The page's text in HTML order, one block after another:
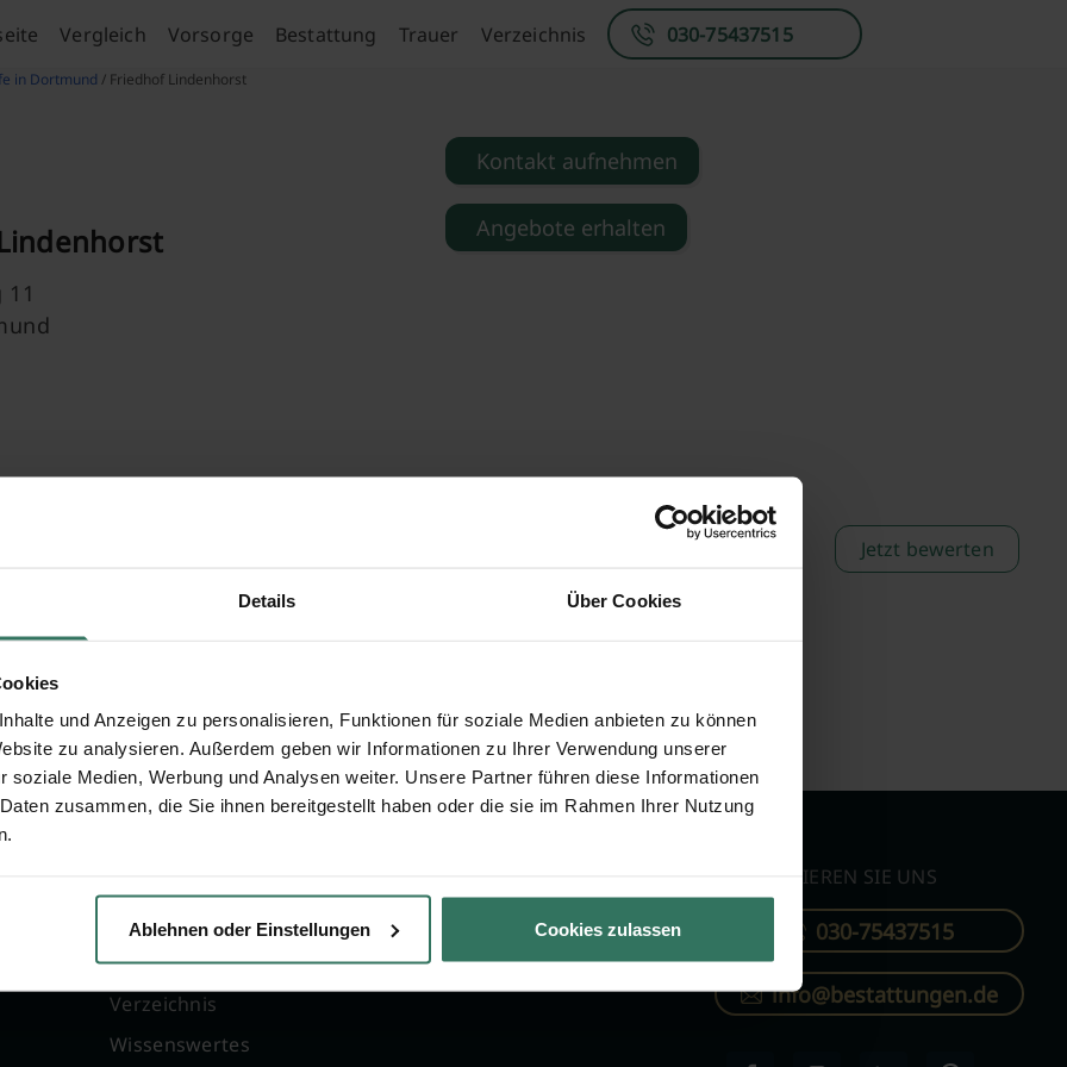
Details Über Cookies
und Anzeigen zu personalisieren, Funktionen für soziale Medien anbieten zu können
zu analysieren. Außerdem geben wir Informationen zu Ihrer Verwendung unserer
soziale Medien, Werbung und Analysen weiter. Unsere Partner führen diese Informationen
zusammen, die Sie ihnen bereitgestellt haben oder die sie im Rahmen Ihrer Nutzung
Ablehnen oder Einstellungen Cookies zulassen
Vergleich Vorsorge Bestattung Trauer Verzeichnis 030-75437515
in Dortmund / Friedhof Lindenhorst
Kontakt aufnehmen
Angebote erhalten
Jetzt bewerten
Vergleich
Ratgeber
Verzeichnis
Wissenswertes
Online-Portal
Kostenlos registrieren
KONTAKTIEREN SIE UNS
030-75437515
info@bestattungen.de